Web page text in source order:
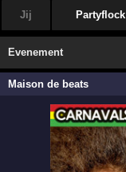
Jij Partyflock
Evenement
Maison de beats